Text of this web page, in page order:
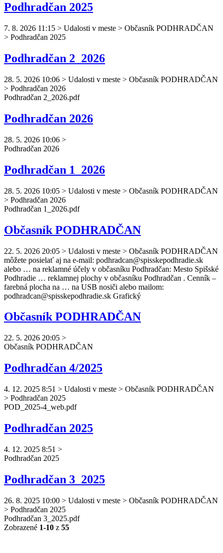
Podhradčan 2025
7. 8. 2026 11:15 > Udalosti v meste > Občasník PODHRADČAN
> Podhradčan 2025
Podhradčan 2_2026
28. 5. 2026 10:06 > Udalosti v meste > Občasník PODHRADČAN
> Podhradčan 2026
Podhradčan 2_2026.pdf
Podhradčan 2026
28. 5. 2026 10:06 >
Podhradčan 2026
Podhradčan 1_2026
28. 5. 2026 10:05 > Udalosti v meste > Občasník PODHRADČAN
> Podhradčan 2026
Podhradčan 1_2026.pdf
Občasník PODHRADČAN
22. 5. 2026 20:05 > Udalosti v meste > Občasník PODHRADČAN
môžete posielať aj na e-mail: podhradcan@spisskepodhradie.sk
alebo … na reklamné účely v občasníku Podhradčan: Mesto Spišské
Podhradie … reklamnej plochy v občasníku Podhradčan . Cenník –
farebná plocha na … na USB nosiči alebo mailom:
podhradcan@spisskepodhradie.sk Grafický
Občasník PODHRADČAN
22. 5. 2026 20:05 >
Občasník PODHRADČAN
Podhradčan 4/2025
4. 12. 2025 8:51 > Udalosti v meste > Občasník PODHRADČAN
> Podhradčan 2025
POD_2025-4_web.pdf
Podhradčan 2025
4. 12. 2025 8:51 >
Podhradčan 2025
Podhradčan 3_2025
26. 8. 2025 10:00 > Udalosti v meste > Občasník PODHRADČAN
> Podhradčan 2025
Podhradčan 3_2025.pdf
Zobrazené 1-10 z 55